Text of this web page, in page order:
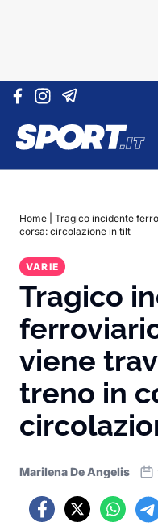
Vai al contenuto
Home
Tragico incidente
corsa: circolazione in tilt
VARIE
Tragico
viene
treno in
Marilena De Angelis